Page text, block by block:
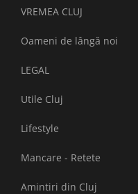
VREMEA CLUJ
Oameni de lângă noi
LEGAL
Utile Cluj
Lifestyle
Mancare - Retete
Amintiri din Cluj